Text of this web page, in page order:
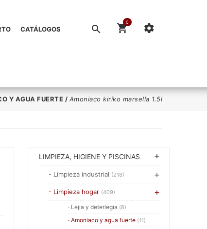
0
CATÁLOGOS
Y AGUA FUERTE / Amoniaco kiriko marsella 1.5l
LIMPIEZA, HIGIENE Y PISCINAS
- Limpieza industrial (218)
- Limpieza hogar (409)
· Lejia y deterlegia (8)
· Amoniaco y agua fuerte (11)